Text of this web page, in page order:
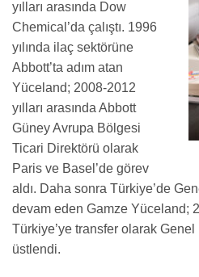
yılları arasında Dow
Chemical’da çalıştı. 1996
yılında ilaç sektörüne
Abbott’ta adım atan
Yüceland; 2008-2012
yılları arasında Abbott
Güney Avrupa Bölgesi
Ticari Direktörü olarak
Paris ve Basel’de görev
aldı. Daha sonra Türkiye’de
devam eden Gamze Yüceland;
Türkiye’ye transfer olarak
üstlendi.